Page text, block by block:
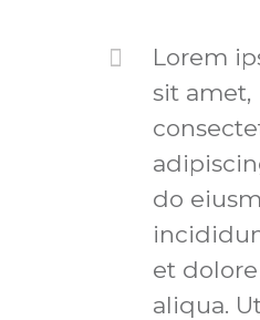
Lorem
sit amet,
do
et
aliqua.